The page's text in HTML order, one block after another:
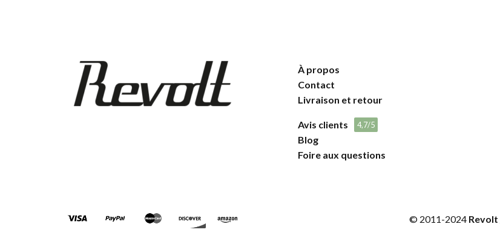
À propos
Contact
Livraison et retour
Avis clients 4,7/5
Blog
Foire aux questions
© 2011-2024 Revolt